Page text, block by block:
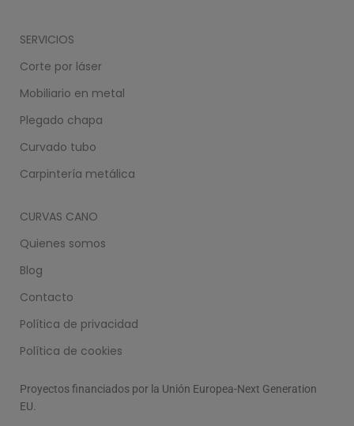
SERVICIOS
Corte por láser
Mobiliario en metal
Plegado chapa
Curvado tubo
Carpintería metálica
CURVAS CANO
Quienes somos
Blog
Contacto
Política de privacidad
Política de cookies
Proyectos financiados por la Unión Europea-Next Generation
EU.